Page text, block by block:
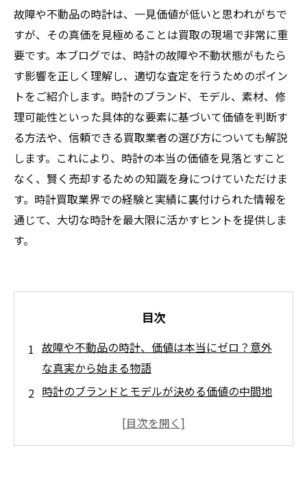
故障や不動品の時計は、一見価値が低いと思われがちで
すが、その真価を見極めることは買取の現場で非常に重
要です。本ブログでは、時計の故障や不動状態がもたら
す影響を正しく理解し、適切な査定を行うためのポイン
トをご紹介します。時計のブランド、モデル、素材、修
理可能性といった具体的な要素に基づいて価値を判断す
る方法や、信頼できる買取業者の選び方についても解説
します。これにより、時計の本当の価値を見落とすこと
なく、賢く売却するための知識を身につけていただけま
す。時計買取業界での経験と実績に裏付けられた情報を
通じて、大切な時計を最大限に活かすヒントを提供しま
す。
目次
故障や不動品の時計、価値は本当にゼロ？意外
な真実から始まる物語
時計のブランドとモデルが決める価値の中間地
素材と修理可能性を見極める：時計の価値を正